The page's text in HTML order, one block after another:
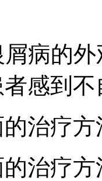
病的
感到
治疗方
治疗